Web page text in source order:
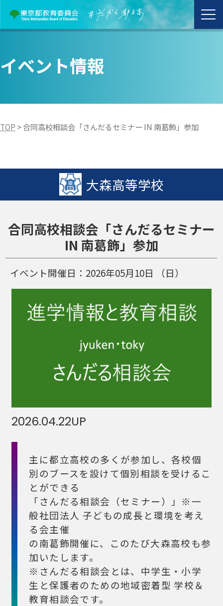
イベント情報
TOP >合同高校相談会「さんだるセミナー IN 南葛飾」参加
大森高等学校
合同高校相談会「さんだるセミナー
IN 南葛飾」参加
イベント開催日： 2026年05月10日 （日）
2026.04.22UP
主に都立高校の多くが参加し、各校個
別のブースを設けて個別相談を受けるこ
とができる
「さんだる相談会（セミナー）」※一
般社団法人 子どもの成長と環境を考え
る会主催
の南葛飾開催に、このたび大森高校も参
加いたします。
※さんだる相談会とは、中学生・小学
生と保護者のための地域密着型 学校＆
教育相談会です。